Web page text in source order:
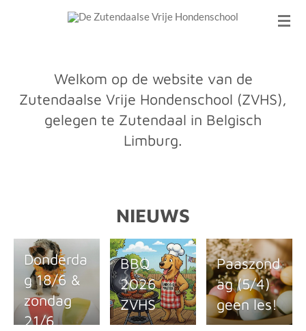
Welkom op de website van de
Zutendaalse Vrije Hondenschool (ZVHS),
gelegen te Zutendaal in Belgisch
Limburg.
NIEUWS
Donderda
g 18/6 &
zondag
21/6
BBQ
2026
ZVHS
Paaszond
ag (5/4)
geen les!